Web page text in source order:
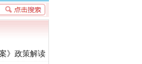
》政策解读